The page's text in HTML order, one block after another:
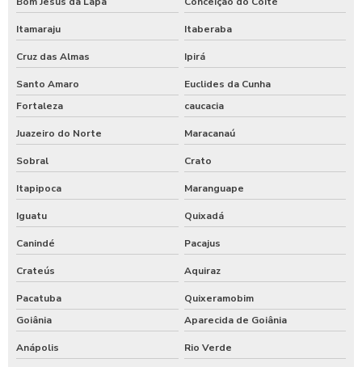
Itamaraju Itaberaba
Cruz das Almas Ipirá
Santo Amaro
Euclides da Cunha
Fortaleza
caucacia
Juazeiro do Norte Maracanaú
Sobral Crato
Itapipoca Maranguape
Iguatu Quixadá
Canindé Pacajus
Crateús Aquiraz
Pacatuba
Quixeramobim
Goiânia
Aparecida de Goiânia
Anápolis Rio Verde